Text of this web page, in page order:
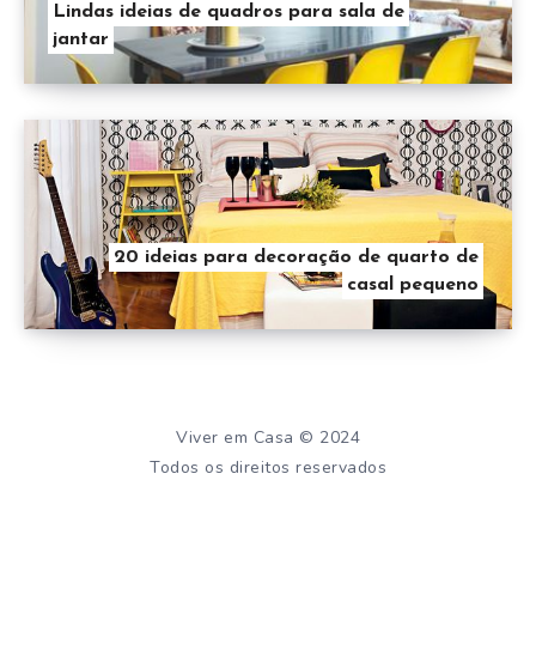
Lindas ideias de quadros para sala de
jantar
20 ideias para decoração de quarto de
casal pequeno
Viver em Casa © 2024
Todos os direitos reservados